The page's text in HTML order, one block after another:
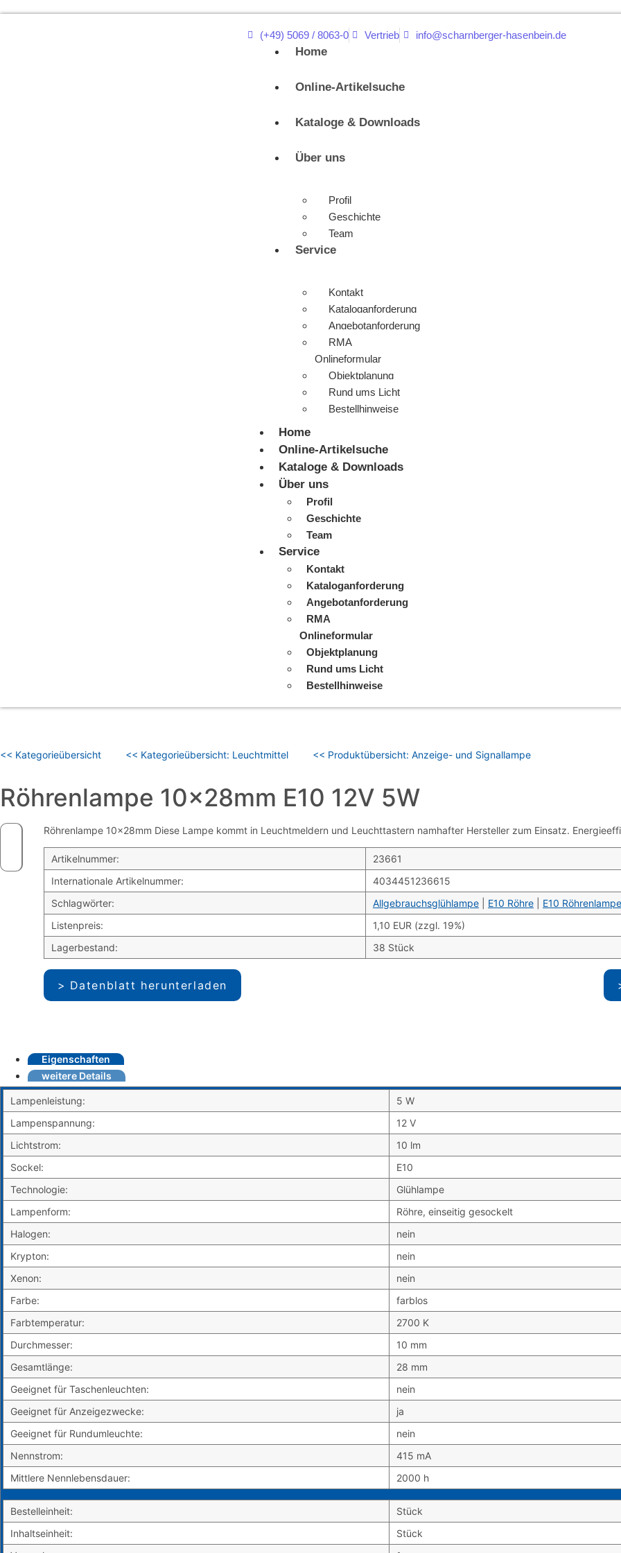
(+49) 5069 / 8063-0 Vertrieb info@scharnberger-hasenbein.de
Home
Online-Artikelsuche
Kataloge & Downloads
Über uns
Profil
Geschichte
Team
Service
Kontakt
Kataloganforderung
Angebotanforderung
RMA
Onlineformular
Objektplanung
Rund ums Licht
Bestellhinweise
Home
Online-Artikelsuche
Kataloge & Downloads
Über uns
Profil
Geschichte
Team
Service
Kontakt
Kataloganforderung
Angebotanforderung
RMA
Onlineformular
Objektplanung
Rund ums Licht
Bestellhinweise
<< Kategorieübersicht << Kategorieübersicht: Leuchtmittel << Produktübersicht: Anzeige- und Signallampe
Röhrenlampe 10x28mm E10 12V 5W
Röhrenlampe 10x28mm Diese Lampe kommt in Leuchtmeldern und Leuchttastern namhafter Hersteller zum Einsatz.
Artikelnummer:
23661
Internationale Artikelnummer:
4034451236615
Schlagwörter:
Allgebrauchsglühlampe E10 Röhre E10 Röhrenlampe
Listenpreis:
1,10 EUR (zzgl. 19%)
Lagerbestand:
38 Stück
Datenblatt herunterladen
Eigenschaften
weitere Details
Lampenleistung:
5 W
Lampenspannung:
12 V
Lichtstrom:
10 lm
Sockel:
E10
Technologie:
Glühlampe
Lampenform:
Röhre, einseitig gesockelt
Halogen:
nein
Krypton:
nein
Xenon:
nein
Farbe:
farblos
Farbtemperatur:
2700 K
Durchmesser:
10 mm
Gesamtlänge:
28 mm
Geeignet für Taschenleuchten:
nein
Geeignet für Anzeigezwecke:
ja
Geeignet für Rundumleuchte:
nein
Nennstrom:
415 mA
Mittlere Nennlebensdauer:
2000 h
Bestelleinheit:
Stück
Inhaltseinheit:
Stück